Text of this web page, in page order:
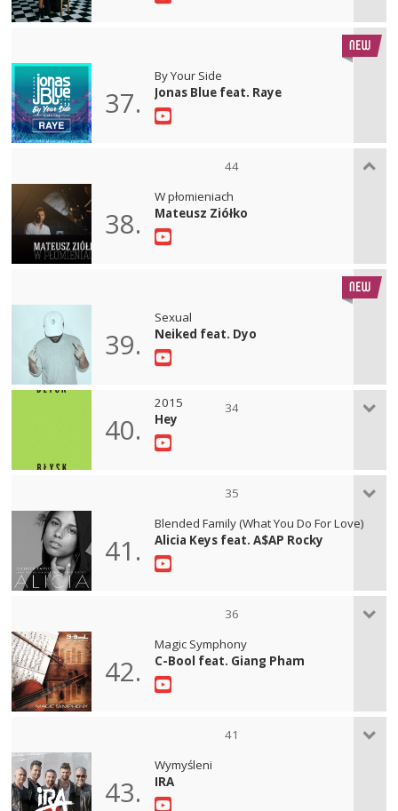
37.
By Your Side
Jonas Blue feat. Raye
44
38.
W płomieniach
Mateusz Ziółko
39.
Sexual
Neiked feat. Dyo
34
40.
2015
Hey
35
41.
Blended Family (What You Do For Love)
Alicia Keys feat. A$AP Rocky
36
42.
Magic Symphony
C-Bool feat. Giang Pham
41
43.
Wymyśleni
IRA